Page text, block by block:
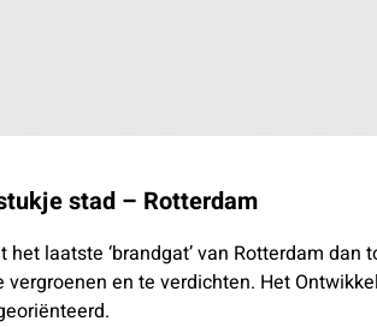
stad – Rotterdam
laatste ‘brandgat’ van Rotterdam
en te verdichten. Het